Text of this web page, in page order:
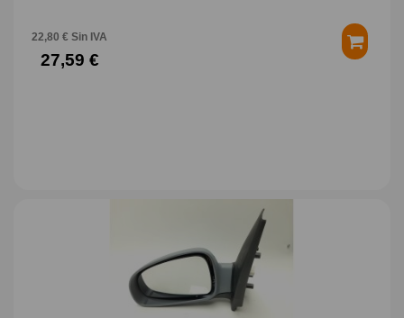
22,80 € Sin IVA
27,59 €